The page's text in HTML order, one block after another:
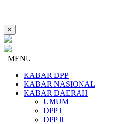
×
MENU
KABAR DPP
KABAR NASIONAL
KABAR DAERAH
UMUM
DPP l
DPP ll